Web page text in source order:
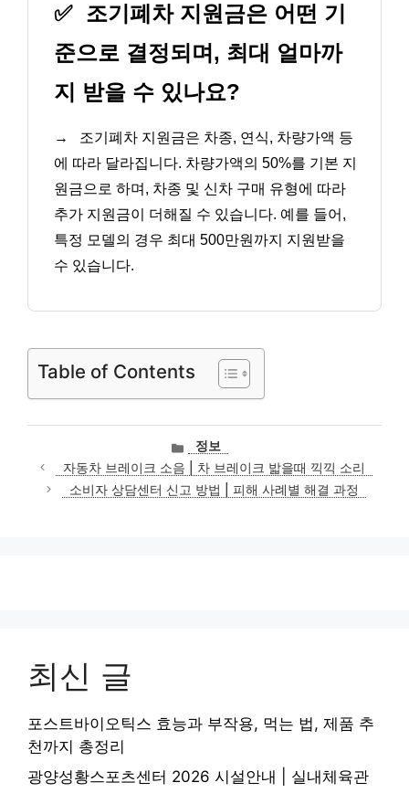
✅ 조기폐차 지원금은 어떤 기
준으로 결정되며, 최대 얼마까
지 받을 수 있나요?
→
조기폐차 지원금은 차종, 연식, 차량가액 등
에 따라 달라집니다. 차량가액의 50%를 기본 지
원금으로 하며, 차종 및 신차 구매 유형에 따라
추가 지원금이 더해질 수 있습니다. 예를 들어,
특정 모델의 경우 최대 500만원까지 지원받을
수 있습니다.
Table of Contents
카
테
고
리
정보
자동차 브레이크 소음 | 차 브레이크 밟을때 끽끽 소리
소비자 상담센터 신고 방법 | 피해 사례별 해결 과정
최신 글
포스트바이오틱스 효능과 부작용, 먹는 법, 제품 추
천까지 총정리
광양성황스포츠센터 2026 시설안내 | 실내체육관